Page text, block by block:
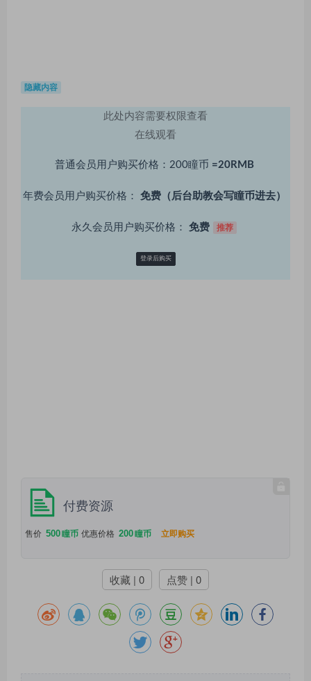
隐藏内容
此处内容需要权限查看
在线观看
普通会员用户购买价格：200瞳币 =20RMB
年费会员用户购买价格： 免费（后台助教会写瞳币进去）
永久会员用户购买价格： 免费 推荐
登录后购买
付费资源
售价 500瞳币 优惠价格 200瞳币 立即购买
收藏 | 0 点赞 | 0